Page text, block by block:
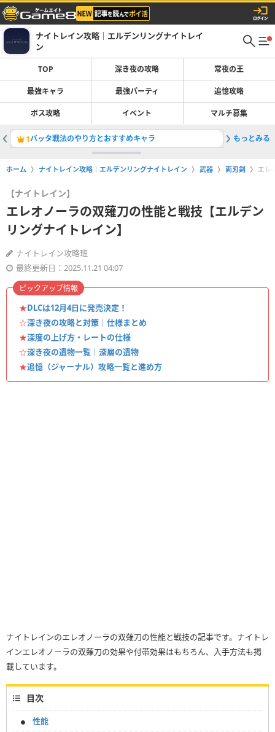
ナイトレイン攻略｜エルデンリングナイトレイ
ン
TOP 深き夜の攻略 常夜の王
最強キャラ 最強パーティ 追憶攻略
ボス攻略 イベント マルチ募集
1バッタ戦法のやり方とおすすめキャラ 2復讐者
もっとみる
ホーム ナイトレイン攻略｜エルデンリングナイトレイン 武器 両刃剣 エレ
【ナイトレイン】
エレオノーラの双薙刀の性能と戦技【エルデン
リングナイトレイン】
ナイトレイン攻略班
最終更新日：2025.11.21 04:07
★DLCは12月4日に発売決定！
☆深き夜の攻略と対策｜仕様まとめ
★深度の上げ方・レートの仕様
☆深き夜の遺物一覧｜深層の遺物
★追憶（ジャーナル）攻略一覧と進め方
ピックアップ情報
ナイトレインのエレオノーラの双薙刀の性能と戦技の記事です。ナイトレ
インエレオノーラの双薙刀の効果や付帯効果はもちろん、入手方法も掲
載しています。
目次
性能